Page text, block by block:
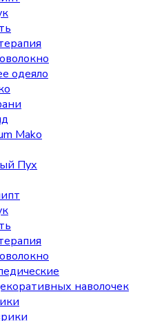
одеяло
Mako
Пух
наволочек